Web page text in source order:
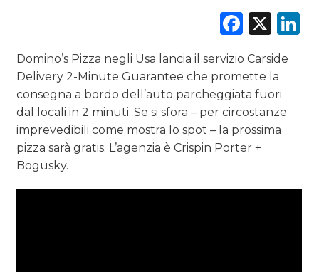
TV
X
Domino’s Pizza negli Usa lancia il servizio Carside
Delivery 2-Minute Guarantee che promette la
consegna a bordo dell’auto parcheggiata fuori
dal locali in 2 minuti. Se si sfora – per circostanze
imprevedibili come mostra lo spot – la prossima
pizza sarà gratis. L’agenzia è Crispin Porter +
Bogusky.